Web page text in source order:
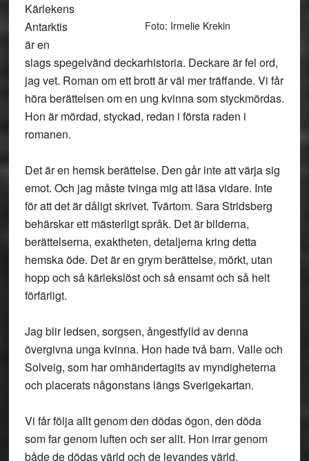
Foto: Irmelie Krekin
Kärlekens
Antarktis
är en
slags spegelvänd deckarhistoria. Deckare är fel ord,
jag vet. Roman om ett brott är väl mer träffande. Vi får
höra berättelsen om en ung kvinna som styckmördas.
Hon är mördad, styckad, redan i första raden i
romanen.
Det är en hemsk berättelse. Den går inte att värja sig
emot. Och jag måste tvinga mig att läsa vidare. Inte
för att det är dåligt skrivet. Tvärtom. Sara Stridsberg
behärskar ett mästerligt språk. Det är bilderna,
berättelserna, exaktheten, detaljerna kring detta
hemska öde. Det är en grym berättelse, mörkt, utan
hopp och så kärlekslöst och så ensamt och så helt
förfärligt.
Jag blir ledsen, sorgsen, ångestfylld av denna
övergivna unga kvinna. Hon hade två barn. Valle och
Solveig, som har omhändertagits av myndigheterna
och placerats någonstans längs Sverigekartan.
Vi får följa allt genom den dödas ögon, den döda
som far genom luften och ser allt. Hon irrar genom
både de dödas värld och de levandes värld.